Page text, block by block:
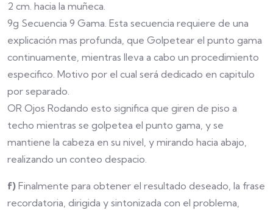
2 cm. hacia la muñeca.
9g Secuencia 9 Gama. Esta secuencia requiere de una
explicación mas profunda, que Golpetear el punto gama
continuamente, mientras lleva a cabo un procedimiento
especifico. Motivo por el cual será dedicado en capitulo
por separado.
OR Ojos Rodando esto significa que giren de piso a
techo mientras se golpetea el punto gama, y se
mantiene la cabeza en su nivel, y mirando hacia abajo,
realizando un conteo despacio.
f) Finalmente para obtener el resultado deseado, la frase
recordatoria, dirigida y sintonizada con el problema,